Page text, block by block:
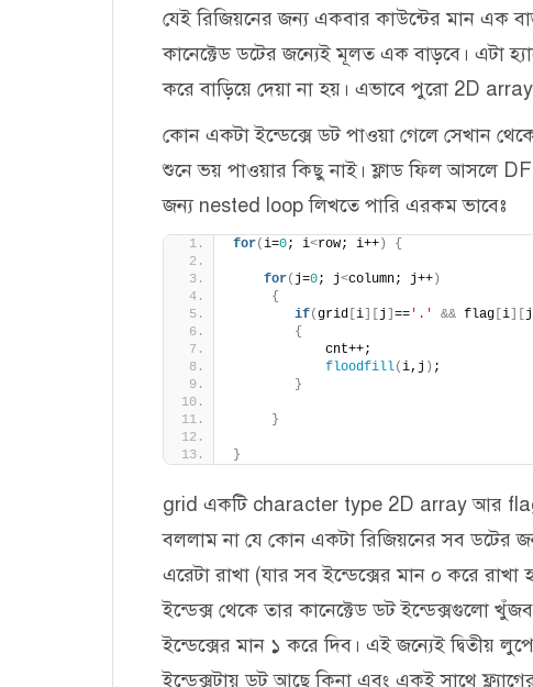
যেই রিজিয়নের জন্য একবার কাউন্টের মান এক
কানেক্টেড ডটের জন্যেই মূলত এক বাড়বে। এটা
করে বাড়িয়ে দেয়া না হয়। এভাবে পুরো 2D
কোন একটা ইন্ডেক্সে ডট পাওয়া গেলে সেখান
শুনে ভয় পাওয়ার কিছু নাই। ফ্লাড ফিল আসলে
জন্য nested loop লিখতে পারি এরকম ভাবেঃ
for(i=0; i<row; i++) {
for( j=0; j<column; j++)
{
if(grid [i][j ] == '.' && flag [i][j
{
            cnt++;
floodfill(i,j ) ;
}
}
}
grid একটি character type 2D array আর
বললাম না যে কোন একটা রিজিয়নের সব ডটের
এরেটা রাখা (যার সব ইন্ডেক্সের মান ০ করে রাখা
ইন্ডেক্স থেকে তার কানেক্টেড ডট ইন্ডেক্সগুলো
ইন্ডেক্সের মান ১ করে দিব। এই জন্যেই দ্বিতীয়
ইন্ডেক্সটায় ডট আছে কিনা এবং একই সাথে